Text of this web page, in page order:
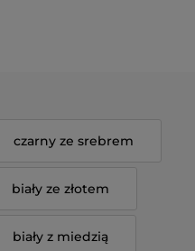
czarny ze srebrem
biały ze złotem
biały z miedzią